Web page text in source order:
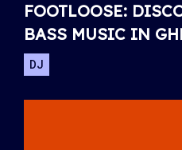
FOOTLOOSE:
BASS MUSIC IN
DJ